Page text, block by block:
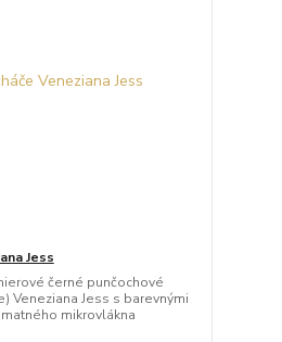
Jess
černé punčochové
Veneziana Jess s barevnými
mikrovlákna